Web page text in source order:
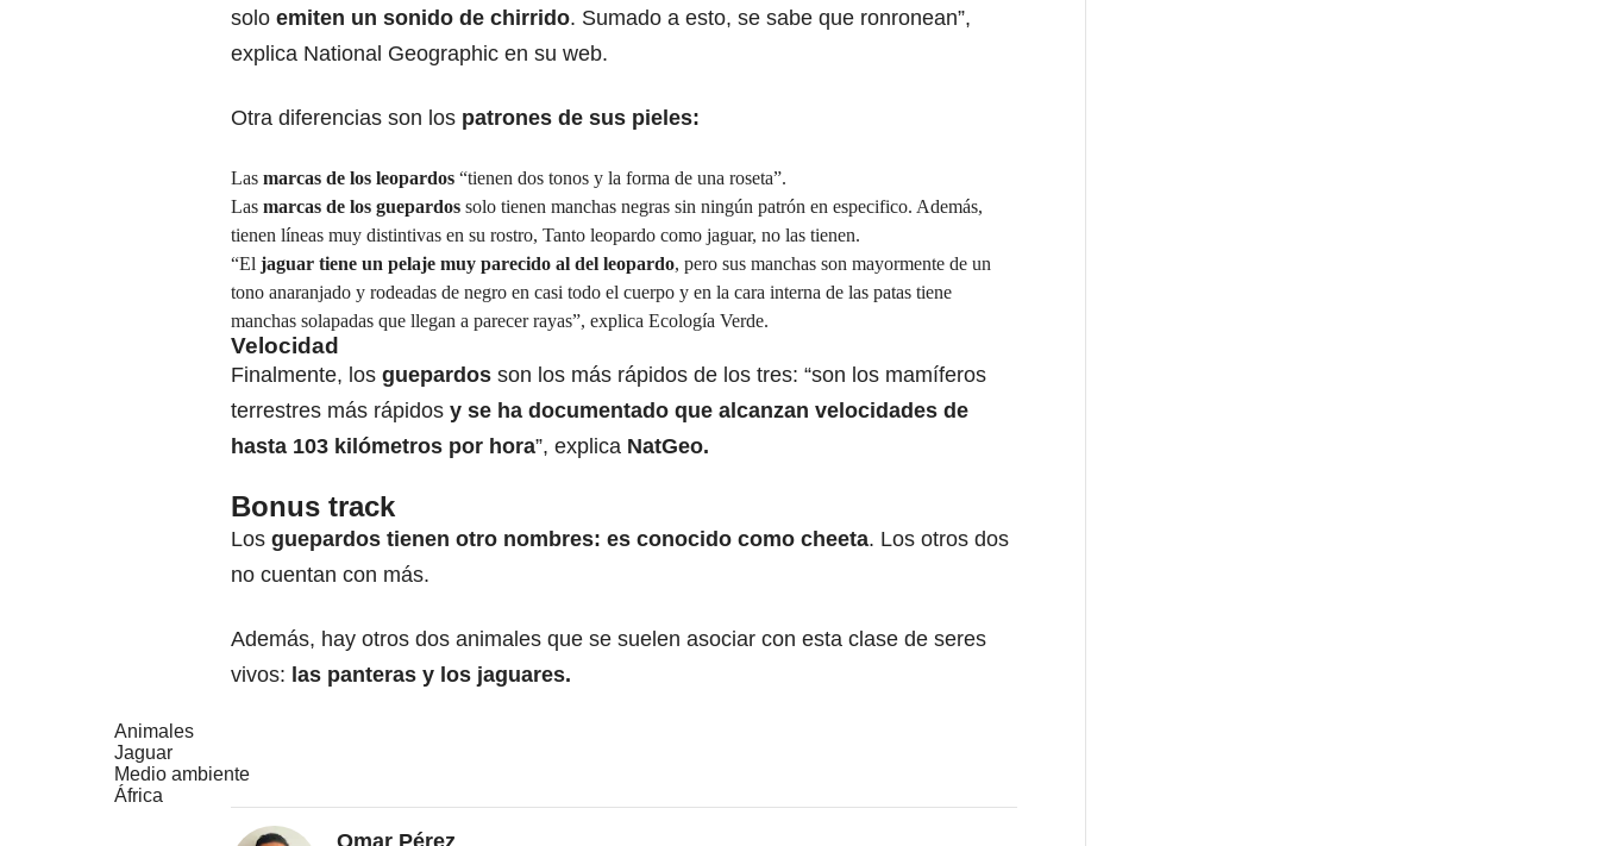
solo emiten un sonido de chirrido. Sumado a esto, se sabe que ronronean”,
explica National Geographic en su web.
Otra diferencias son los patrones de sus pieles:
Las marcas de los leopardos “tienen dos tonos y la forma de una roseta”.
Las marcas de los guepardos solo tienen manchas negras sin ningún patrón en especifico. Además,
tienen líneas muy distintivas en su rostro, Tanto leopardo como jaguar, no las tienen.
“El jaguar tiene un pelaje muy parecido al del leopardo, pero sus manchas son mayormente de un
tono anaranjado y rodeadas de negro en casi todo el cuerpo y en la cara interna de las patas tiene
manchas solapadas que llegan a parecer rayas”, explica Ecología Verde.
Velocidad
Finalmente, los guepardos son los más rápidos de los tres: “son los mamíferos
terrestres más rápidos y se ha documentado que alcanzan velocidades de
hasta 103 kilómetros por hora”, explica NatGeo.
Bonus track
Los guepardos tienen otro nombres: es conocido como cheeta. Los otros dos
no cuentan con más.
Además, hay otros dos animales que se suelen asociar con esta clase de seres
vivos: las panteras y los jaguares.
Animales
Jaguar
Medio ambiente
África